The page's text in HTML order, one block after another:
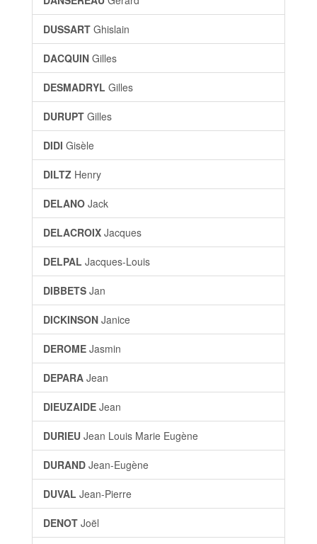
DUSSART Ghislain
DACQUIN Gilles
DESMADRYL Gilles
DURUPT Gilles
DIDI Gisèle
DILTZ Henry
DELANO Jack
DELACROIX Jacques
DELPAL Jacques-Louis
DIBBETS Jan
DICKINSON Janice
DEROME Jasmin
DEPARA Jean
DIEUZAIDE Jean
DURIEU Jean Louis Marie Eugène
DURAND Jean-Eugène
DUVAL Jean-Pierre
DENOT Joël